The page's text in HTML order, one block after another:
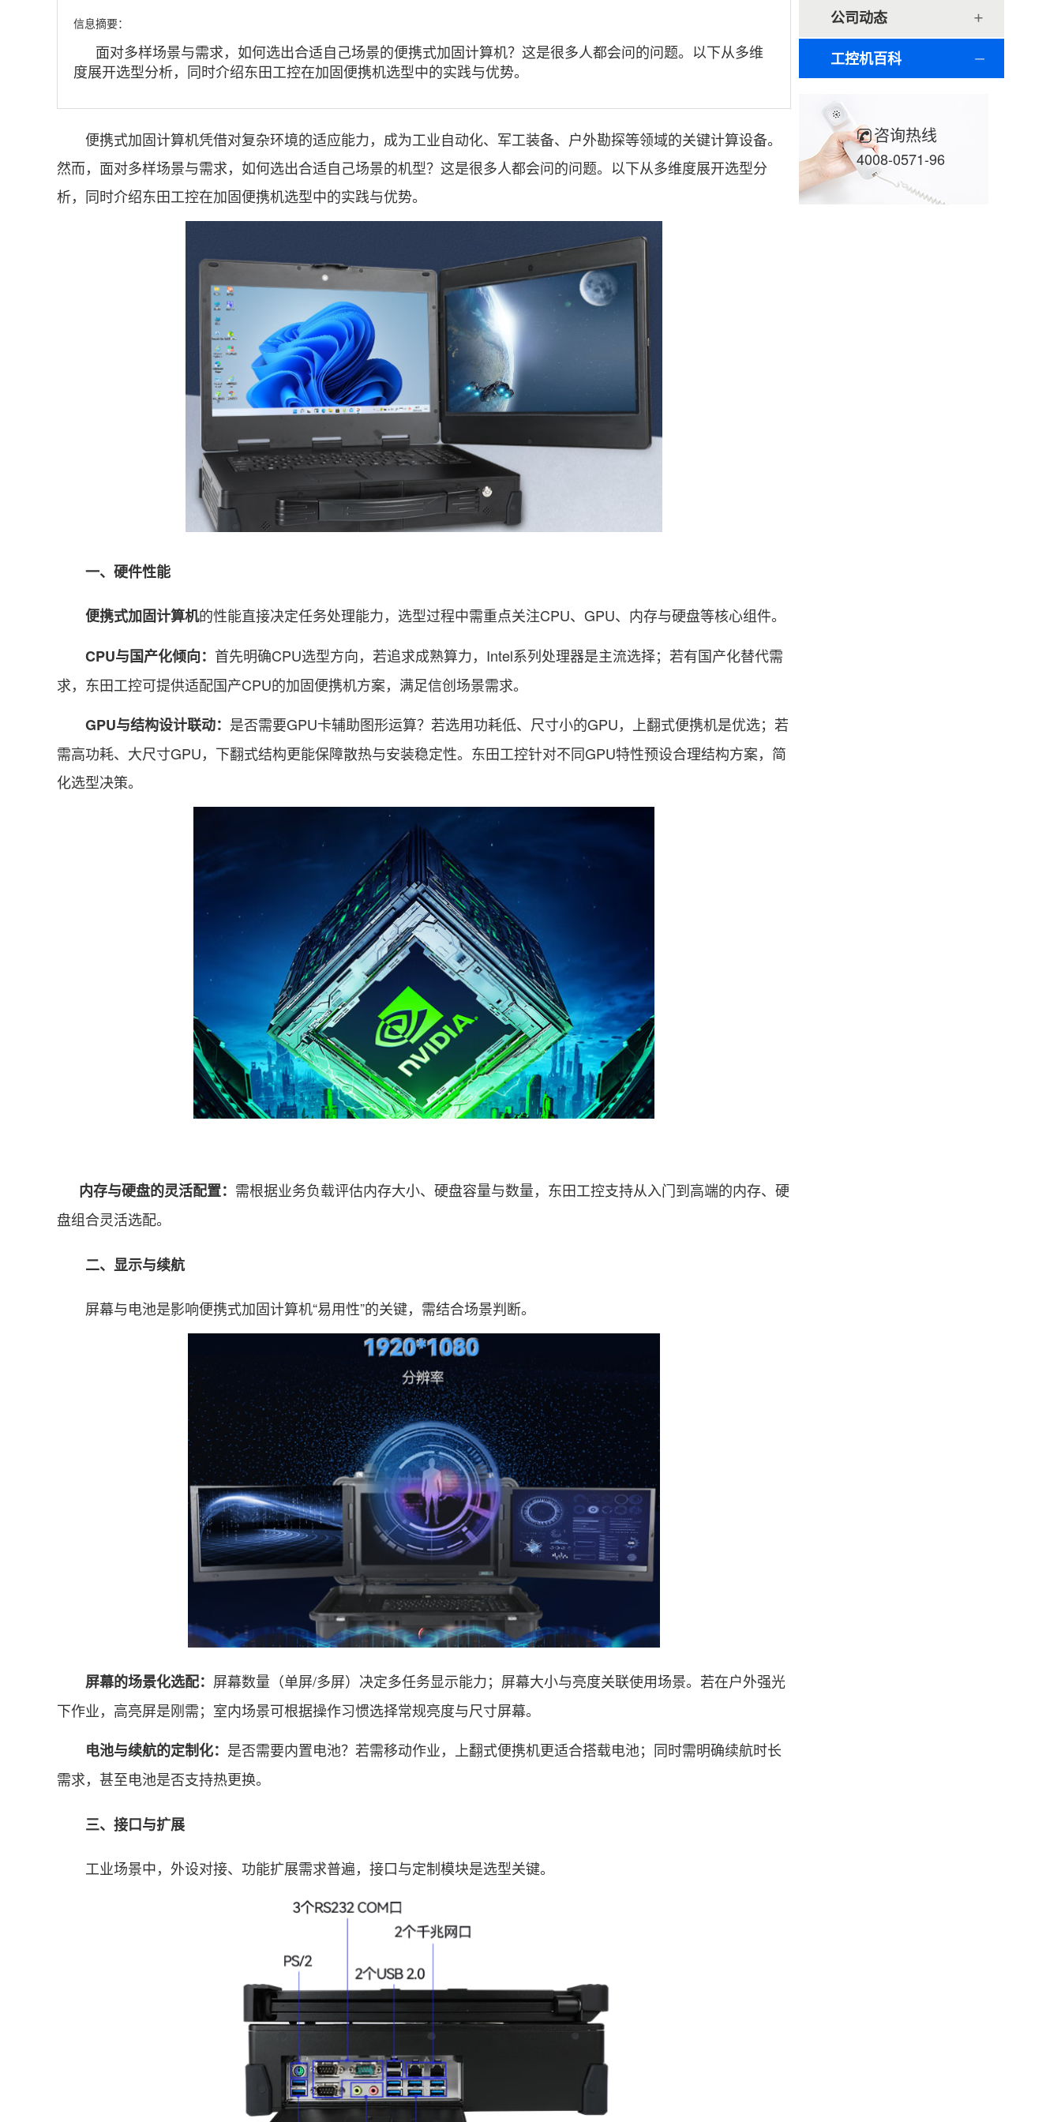
公司动态
工控机百科
咨询热线
4008-0571-96
信息摘要：
面对多样场景与需求，如何选出合适自己场景的便携式加固计算机？这是很多人都会问的问题。以下从多维
度展开选型分析，同时介绍东田工控在加固便携机选型中的实践与优势。
便携式加固计算机凭借对复杂环境的适应能力，成为工业自动化、军工装备、户外勘探等领域的关键计算设备。
然而，面对多样场景与需求，如何选出合适自己场景的机型？这是很多人都会问的问题。以下从多维度展开选型分
析，同时介绍东田工控在加固便携机选型中的实践与优势。
一、硬件性能
便携式加固计算机的性能直接决定任务处理能力，选型过程中需重点关注CPU、GPU、内存与硬盘等核心组件。
CPU与国产化倾向： 首先明确CPU选型方向，若追求成熟算力，Intel系列处理器是主流选择；若有国产化替代需
求，东田工控可提供适配国产CPU的加固便携机方案，满足信创场景需求。
GPU与结构设计联动： 是否需要GPU卡辅助图形运算？若选用功耗低、尺寸小的GPU，上翻式便携机是优选；若
需高功耗、大尺寸GPU，下翻式结构更能保障散热与安装稳定性。东田工控针对不同GPU特性预设合理结构方案，简
化选型决策。
内存与硬盘的灵活配置： 需根据业务负载评估内存大小、硬盘容量与数量，东田工控支持从入门到高端的内存、硬
盘组合灵活选配。
二、显示与续航
屏幕与电池是影响便携式加固计算机“易用性”的关键，需结合场景判断。
屏幕的场景化选配： 屏幕数量（单屏/多屏）决定多任务显示能力；屏幕大小与亮度关联使用场景。若在户外强光
下作业，高亮屏是刚需；室内场景可根据操作习惯选择常规亮度与尺寸屏幕。
电池与续航的定制化： 是否需要内置电池？若需移动作业，上翻式便携机更适合搭载电池；同时需明确续航时长
需求，甚至电池是否支持热更换。
三、接口与扩展
工业场景中，外设对接、功能扩展需求普遍，接口与定制模块是选型关键。